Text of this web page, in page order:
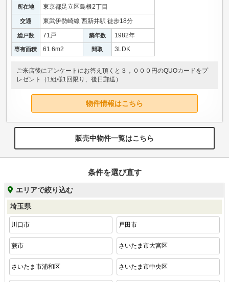
所在地 東京都足立区島根2丁目
交通 東武伊勢崎線 西新井駅 徒歩18分
総戸数 71戸 築年数 1982年
専有面積 61.6m2 間取 3LDK
ご来店後にアンケートにお答え頂くと３，０００円のQUOカードをプ
レゼント（1組様1回限り、後日郵送）
物件情報はこちら
販売中物件一覧はこちら
条件を選び直す
エリアで絞り込む
埼玉県
川口市 戸田市
蕨市 さいたま市大宮区
さいたま市浦和区 さいたま市中央区